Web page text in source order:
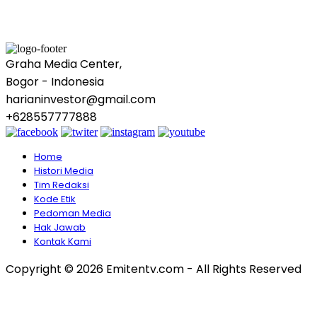
Graha Media Center,
Bogor - Indonesia
harianinvestor@gmail.com
+628557777888
Home
Histori Media
Tim Redaksi
Kode Etik
Pedoman Media
Hak Jawab
Kontak Kami
Copyright © 2026 Emitentv.com - All Rights Reserved